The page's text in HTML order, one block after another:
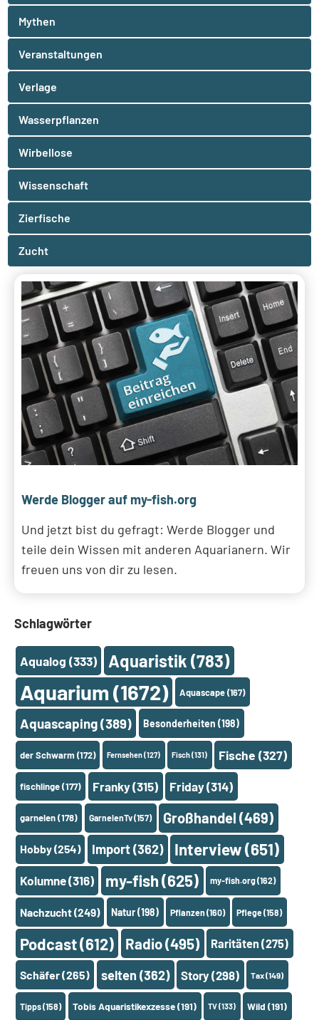
Mythen
Veranstaltungen
Verlage
Wasserpflanzen
Wirbellose
Wissenschaft
Zierfische
Zucht
Werde Blogger auf my-fish.org
Und jetzt bist du gefragt: Werde Blogger und
teile dein Wissen mit anderen Aquarianern. Wir
freuen uns von dir zu lesen.
Schlagwörter
Aqualog (333) Aquaristik (783)
Aquarium (1672) Aquascape(167)
Aquascaping(389) Besonderheiten (198)
der Schwarm(172) Fernsehen(127) Fisch(131) Fische (327)
fischlinge(177) Franky(315) Friday(314)
garnelen(178) GarnelenTv(157) Großhandel (469)
Hobby(254) Import(362) Interview(651)
Kolumne(316) my-fish(625) my-fish.org(162)
Nachzucht(249) Natur(198) Pflanzen(160) Pflege(158)
Podcast(612) Radio(495) Raritäten (275)
Schäfer(265) selten (362) Story (298) Tax(149)
Tipps(158) Tobis Aquaristikexzesse(191) TV(133) Wild (191)